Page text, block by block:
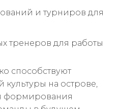
и турниров для
тренеров для работы
способствуют
культуры на острове,
формирования